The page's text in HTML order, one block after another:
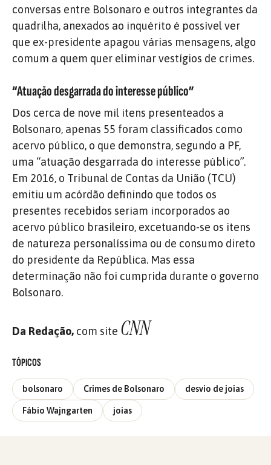
conversas entre Bolsonaro e outros integrantes da
quadrilha, anexados ao inquérito é possível ver
que ex-presidente apagou várias mensagens, algo
comum a quem quer eliminar vestígios de crimes.
“Atuação desgarrada do interesse público”
Dos cerca de nove mil itens presenteados a
Bolsonaro, apenas 55 foram classificados como
acervo público, o que demonstra, segundo a PF,
uma “atuação desgarrada do interesse público”.
Em 2016, o Tribunal de Contas da União (TCU)
emitiu um acórdão definindo que todos os
presentes recebidos seriam incorporados ao
acervo público brasileiro, excetuando-se os itens
de natureza personalíssima ou de consumo direto
do presidente da República. Mas essa
determinação não foi cumprida durante o governo
Bolsonaro.
Da Redação, com site CNN
TÓPICOS
bolsonaro Crimes de Bolsonaro desvio de joias
Fábio Wajngarten joias